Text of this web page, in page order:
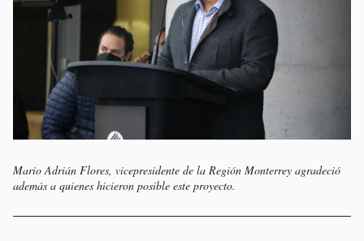
Mario Adrián Flores, vicepresidente de la Región Monterrey agradeció
además a quienes hicieron posible este proyecto.